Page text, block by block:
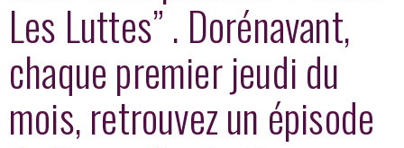
Les Luttes” . Dorénavant,
chaque premier jeudi du
mois, retrouvez un épisode